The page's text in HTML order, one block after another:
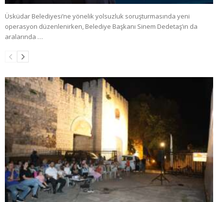
Üsküdar Belediyesi’ne yönelik yolsuzluk soruşturmasında yeni
operasyon düzenlenirken, Belediye Başkanı Sinem Dedetaş’ın da
aralarında …